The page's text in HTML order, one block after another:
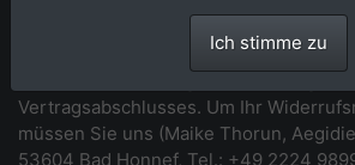
von Gründen diesen Vertrag zu
Vertragsabschlusses. Um Ihr
müssen Sie uns (Maike Thorun,
53604 Bad Honnef, Tel.: +49 2224
Ich stimme zu